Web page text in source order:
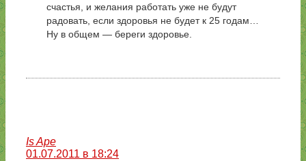
счастья, и желания работать уже не будут
радовать, если здоровья не будет к 25 годам…
Ну в общем — береги здоровье.
Is Ape
01.07.2011 в 18:24